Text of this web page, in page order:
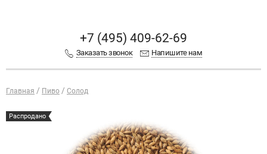
+7 (495) 409-62-69
Заказать звонок Напишите нам
Главная Пиво Солод
Распродано